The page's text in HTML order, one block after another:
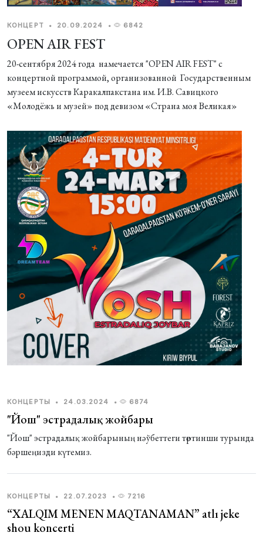
КОНЦЕРТ • 20.09.2024 • 6842
OPEN AIR FEST
20-сентября 2024 года намечается "OPEN AIR FEST" с
концертной программой, организованной Государственным
музеем искусств Каракалпакстана им. И.В. Савицкого
«Молодёжь и музей» под девизом «Страна моя Великая»
КОНЦЕРТЫ • 24.03.2024 • 6874
"Йош" эстрадалық жойбары
"Йош" эстрадалық жойбарының нәўбеттеги төртинши турында
бәршеңизди күтемиз.
КОНЦЕРТЫ • 22.07.2023 • 7216
“XALQIM MENEN MAQTANAMAN” atlı jeke
shou koncerti